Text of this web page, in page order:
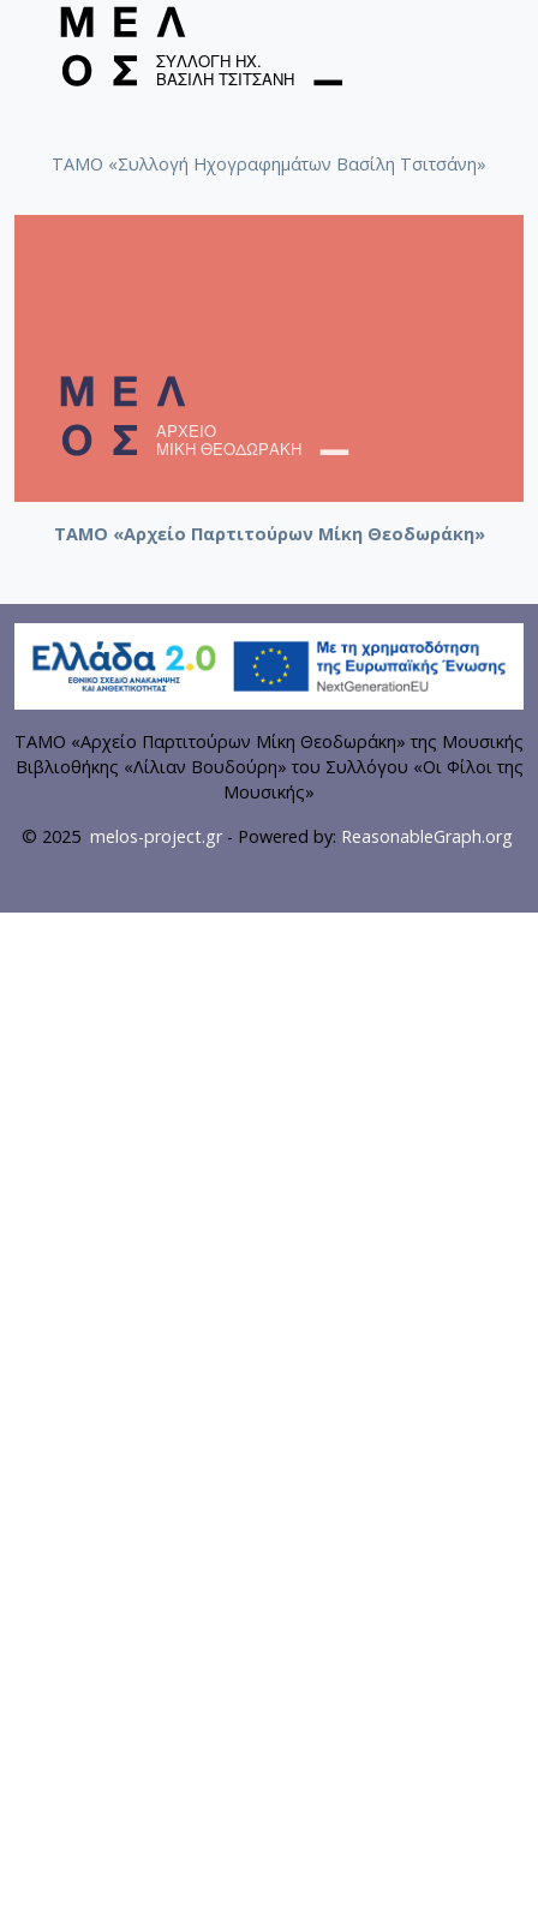
ΤΑΜΟ «Συλλογή Ηχογραφημάτων Βασίλη Τσιτσάνη»
ΤΑΜΟ «Αρχείο Παρτιτούρων Μίκη Θεοδωράκη»
ΤΑΜΟ «Αρχείο Παρτιτούρων Μίκη Θεοδωράκη» της Μουσικής
Βιβλιοθήκης «Λίλιαν Βουδούρη» του Συλλόγου «Οι Φίλοι της
Μουσικής»
© 2025 melos-project.gr- Powered by: ReasonableGraph.org